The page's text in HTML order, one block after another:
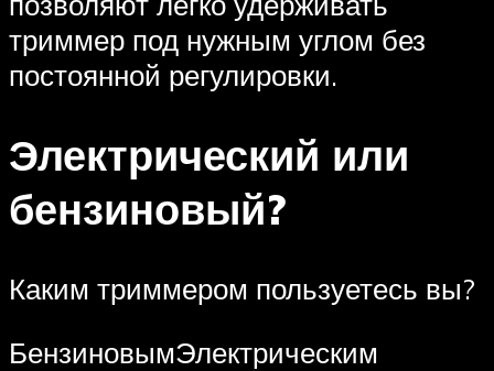
триммер под нужным углом без
постоянной регулировки.
Электрический или
бензиновый?
Каким триммером пользуетесь вы?
БензиновымЭлектрическим